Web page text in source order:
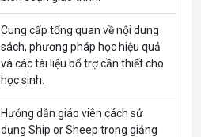
Cung cấp tổng quan về nội dung
sách, phương pháp học hiệu quả
và các tài liệu bổ trợ cần thiết cho
học sinh.
Hướng dẫn giáo viên cách sử
dụng Ship or Sheep trong giảng